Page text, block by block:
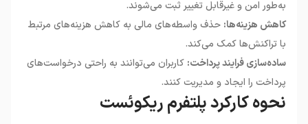
به‌طور امن و غیرقابل تغییر ثبت می‌شوند.
کاهش هزینه‌ها: حذف واسطه‌های مالی به کاهش هزینه‌های مرتبط
با تراکنش‌ها کمک می‌کند.
ساده‌سازی فرایند پرداخت: کاربران می‌توانند به راحتی درخواست‌های
پرداخت را ایجاد و مدیریت کنند.
نحوه کارکرد پلتفرم ریکوئست